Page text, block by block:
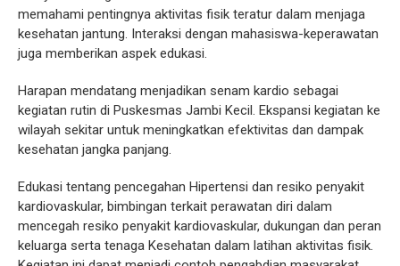
memahami pentingnya aktivitas fisik teratur dalam menjaga
kesehatan jantung. Interaksi dengan mahasiswa-keperawatan
juga memberikan aspek edukasi.
Harapan mendatang menjadikan senam kardio sebagai
kegiatan rutin di Puskesmas Jambi Kecil. Ekspansi kegiatan ke
wilayah sekitar untuk meningkatkan efektivitas dan dampak
kesehatan jangka panjang.
Edukasi tentang pencegahan Hipertensi dan resiko penyakit
kardiovaskular, bimbingan terkait perawatan diri dalam
mencegah resiko penyakit kardiovaskular, dukungan dan peran
keluarga serta tenaga Kesehatan dalam latihan aktivitas fisik.